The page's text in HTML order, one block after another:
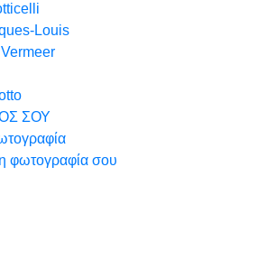
Louis
ΣΟΥ
φωτογραφία σου